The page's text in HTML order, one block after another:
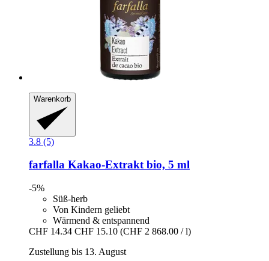
Warenkorb
3.8 (5)
farfalla Kakao-​Extrakt bio, 5 ml
-5%
Süß-herb
Von Kindern geliebt
Wärmend & entspannend
CHF 14.34 CHF 15.10 (CHF 2 868.00 / l)
Zustellung bis 13. August